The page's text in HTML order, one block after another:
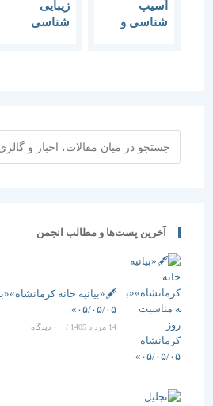
شناسی و
شناسی
آخرین پست‌ها و مطالب انجمن
🖋️«بیانیه خانه کرمانشاه»«به
۰۵/۰۵/۰۵»
/ ۰ دیدگاه